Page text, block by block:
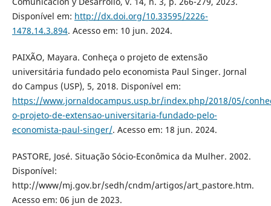
Disponível em: http://dx.doi.org/10.33595/2226-
1478.14.3.894. Acesso em: 10 jun. 2024.
PAIXÃO, Mayara. Conheça o projeto de extensão
universitária fundado pelo economista Paul Singer. Jornal
do Campus (USP), 5, 2018. Disponível em:
https://www.jornaldocampus.usp.br/index.php/2018/05/
o-projeto-de-extensao-universitaria-fundado-pelo-
economista-paul-singer/. Acesso em: 18 jun. 2024.
PASTORE, José. Situação Sócio-Econômica da Mulher. 2002.
Disponível:
http://www/mj.gov.br/sedh/cndm/artigos/art_pastore.htm.
Acesso em: 06 jun de 2023.